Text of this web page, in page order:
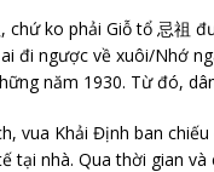
chứ ko phải Giỗ tổ 忌祖
đi ngược về xuôi/Nhớ
năm 1930. Từ đó,
vua Khải Định ban
tại nhà. Qua thời gian